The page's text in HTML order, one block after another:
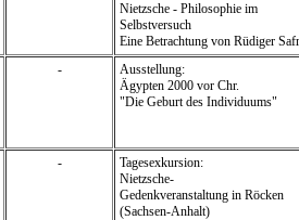
Nietzsche - Philosophie im
Selbstversuch
Eine Betrachtung von Rüdiger
-
Ausstellung:
Ägypten 2000 vor Chr.
"Die Geburt des Individuums"
-
Tagesexkursion:
Nietzsche-
Gedenkveranstaltung in Röcken
(Sachsen-Anhalt)